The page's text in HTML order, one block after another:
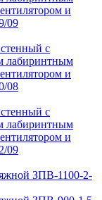
и
09
с
лабиринтным
и
08
с
лабиринтным
и
09
ЗПВ-1100-2-